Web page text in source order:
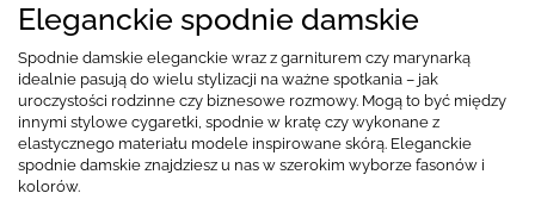
Eleganckie spodnie damskie
Spodnie damskie eleganckie wraz z garniturem czy marynarką
idealnie pasują do wielu stylizacji na ważne spotkania – jak
uroczystości rodzinne czy biznesowe rozmowy. Mogą to być między
innymi stylowe cygaretki, spodnie w kratę czy wykonane z
elastycznego materiału modele inspirowane skórą. Eleganckie
spodnie damskie znajdziesz u nas w szerokim wyborze fasonów i
kolorów.